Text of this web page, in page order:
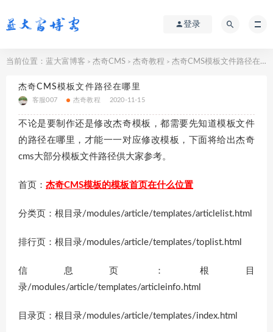
登录
当前位置： 蓝大富博客 > 杰奇CMS > 杰奇教程 > 杰奇CMS模板文件路径在哪里
杰奇CMS模板文件路径在哪里
客服007 杰奇教程 2020-11-15
不论是要制作还是修改杰奇模板，都需要先知道模板文件
的路径在哪里，才能一一对应修改模板，下面将给出杰奇
cms大部分模板文件路径供大家参考。
首页： 杰奇CMS模板的模板首页在什么位置
分类页：根目录/modules/article/templates/articlelist.html
排行页：根目录/modules/article/templates/toplist.html
信息页：根目
录/modules/article/templates/articleinfo.html
目录页：根目录/modules/article/templates/index.html